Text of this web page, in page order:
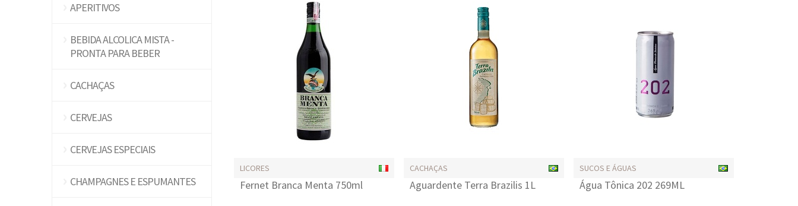
APERITIVOS
BEBIDA ALCOLICA MISTA -
PRONTA PARA BEBER
CACHAÇAS
CERVEJAS
CERVEJAS ESPECIAIS
CHAMPAGNES E ESPUMANTES
LICORES
Fernet Branca Menta 750ml
CACHAÇAS
Aguardente Terra Brazilis 1L
SUCOS E ÁGUAS
Água Tônica 202 269ML